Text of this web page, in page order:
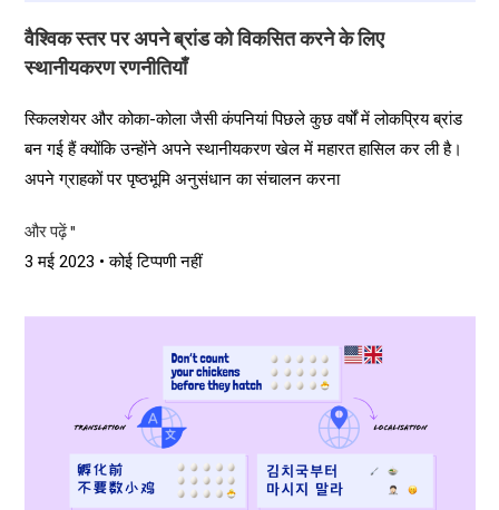
वैश्विक स्तर पर अपने ब्रांड को विकसित करने के लिए
स्थानीयकरण रणनीतियाँ
स्किलशेयर और कोका-कोला जैसी कंपनियां पिछले कुछ वर्षों में लोकप्रिय ब्रांड
बन गई हैं क्योंकि उन्होंने अपने स्थानीयकरण खेल में महारत हासिल कर ली है।
अपने ग्राहकों पर पृष्ठभूमि अनुसंधान का संचालन करना
और पढ़ें "
3 मई 2023 कोई टिप्पणी नहीं